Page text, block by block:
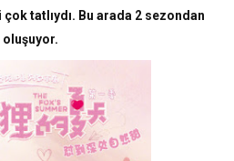
tatlıydı. Bu arada 2 sezondan
oluşuyor.